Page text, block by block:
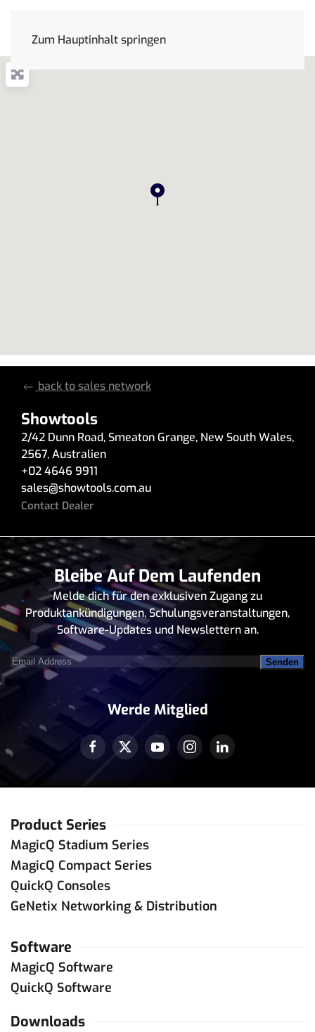
Zum Hauptinhalt springen
back to sales network
Showtools
2/42 Dunn Road,Smeaton Grange, New South Wales,
2567,Australien
+02 4646 9911
sales@showtools.com.au
Contact Dealer
Bleibe Auf Dem Laufenden
Melde dich für den exklusiven Zugang zu
Produktankündigungen, Schulungsveranstaltungen,
Software-Updates und Newslettern an.
Email
Address(erforderlich)
Werde Mitglied
Product Series
MagicQ Stadium Series
MagicQ Compact Series
QuickQ Consoles
GeNetix Networking & Distribution
Software
MagicQ Software
QuickQ Software
Downloads